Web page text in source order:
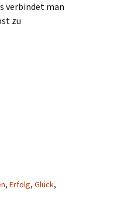
verbindet man
zu
, Erfolg, Glück,